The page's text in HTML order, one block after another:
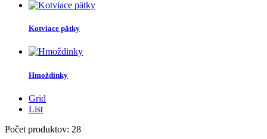
Kotviace pätky
Hmoždinky
Grid
List
Počet produktov: 28